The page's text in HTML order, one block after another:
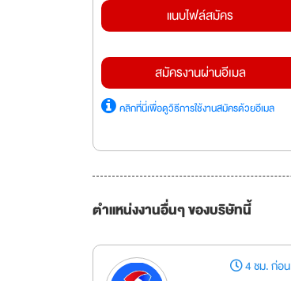
แนบไฟล์สมัคร
สมัครงานผ่านอีเมล
คลิกที่นี่เพื่อดูวิธีการใช้งานสมัครด้วยอีเมล
ตำแหน่งงานอื่นๆ ของบริษัทนี้
4 ชม. ก่อน